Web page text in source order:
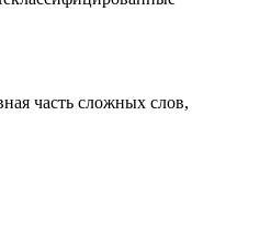
часть сложных слов,